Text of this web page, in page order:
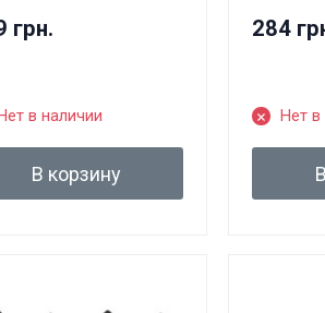
грн.
в наличии
В корзину
284
Нет в